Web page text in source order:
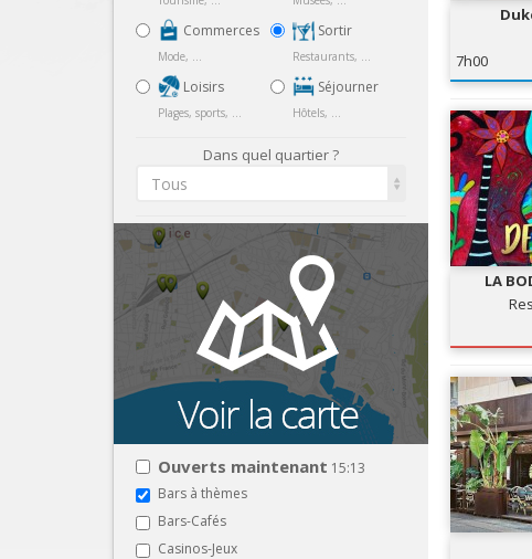
Commerces
Mode, ...
Loisirs
Plages, sports, ...
Sortir
Restaurants, ...
Séjourner
Hôtels, ...
Dans quel quartier ?
Tous
Ouverts maintenant 15:13
Bars à thèmes
Bars-Cafés
Casinos-Jeux
7h00
LA